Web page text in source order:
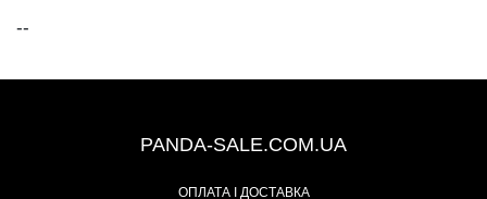
--
PANDA-SALE.COM.UA
ОПЛАТА І ДОСТАВКА